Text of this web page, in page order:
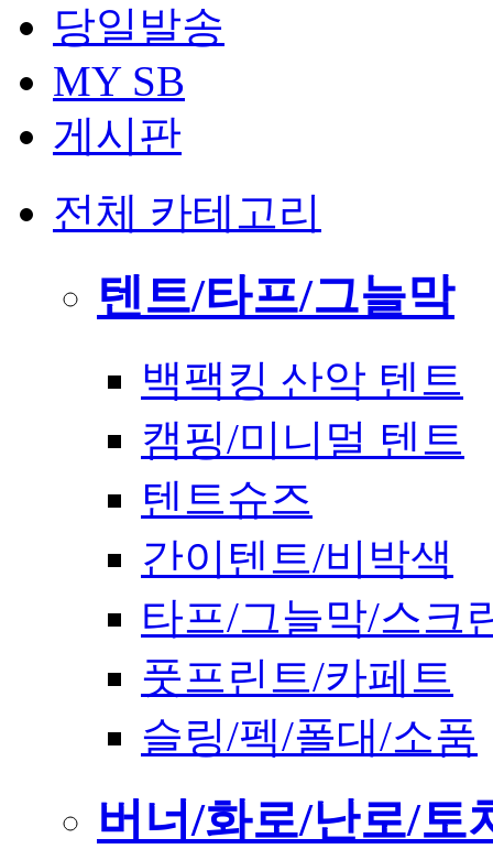
당일발송
MY SB
게시판
전체 카테고리
텐트/타프/그늘막
백팩킹 산악 텐트
캠핑/미니멀 텐트
텐트슈즈
간이텐트/비박색
타프/그늘막/스크
풋프린트/카페트
슬링/펙/폴대/소품
버너/화로/난로/토